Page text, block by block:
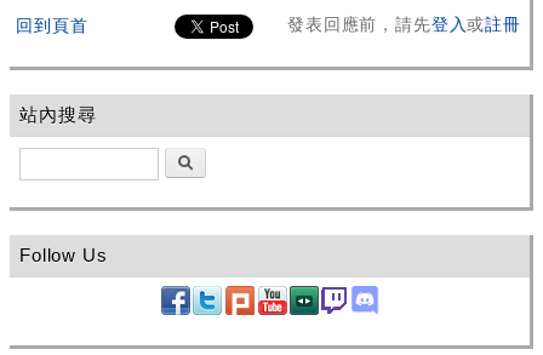
回到頁首 發表回應前，請先登入或註冊
站內搜尋
Follow Us